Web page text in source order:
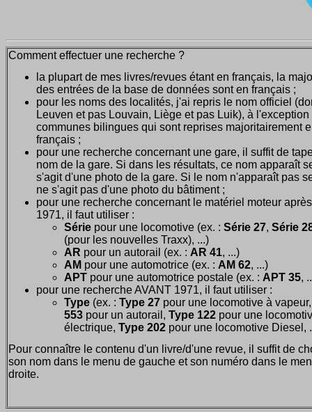
Comment effectuer une recherche ?
la plupart de mes livres/revues étant en français, la
des entrées de la base de données sont en français ;
pour les noms des localités, j'ai repris le nom officiel
Leuven et pas Louvain, Liège et pas Luik), à l'exception
communes bilingues qui sont reprises majoritairement
français ;
pour une recherche concernant une gare, il suffit de
nom de la gare. Si dans les résultats, ce nom apparaît
s'agit d'une photo de la gare. Si le nom n'apparaît pas
ne s'agit pas d'une photo du bâtiment ;
pour une recherche concernant le matériel moteur après
1971, il faut utiliser :
Série pour une locomotive (ex. : Série 27, Série
(pour les nouvelles Traxx), ...)
AR pour un autorail (ex. : AR 41, ...)
AM pour une automotrice (ex. : AM 62, ...)
APT pour une automotrice postale (ex. : APT 35,
pour une recherche AVANT 1971, il faut utiliser :
Type (ex. : Type 27 pour une locomotive à
553 pour un autorail, Type 122 pour une
électrique, Type 202 pour une locomotive Diesel,
Pour connaître le contenu d'un livre/d'une revue, il suffit de
son nom dans le menu de gauche et son numéro dans le
droite.